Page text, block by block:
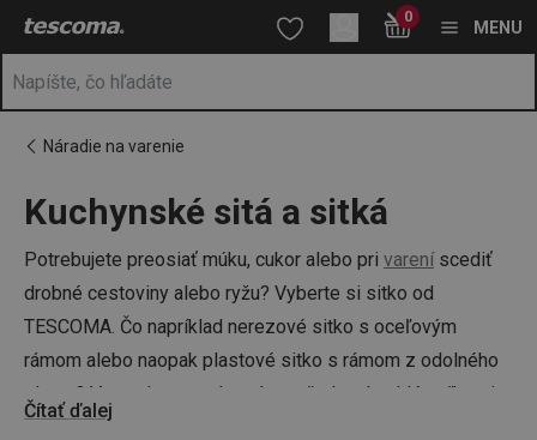
Nachádzate sa na stránke Kuchynské sitká - v niekoľkých
Prejsť na hlavný obsah
Prejsť na vyhľadávanie
Prejsť na navigáciu 0
MENU
Náradie na varenie
Kuchynské sitá a sitká
Potrebujete preosiať múku, cukor alebo pri vareníscediť
drobné cestoviny alebo ryžu? Vyberte si sitko od
TESCOMA. Čo napríklad nerezové sitko s oceľovým
rámom alebo naopak plastové sitko s rámom z odolného
plastu? V ponuke pre vás máme všetky obvyklé veľkosti
kuchynských sitiek, a to aj v niekoľkých farebných
Čítať ďalej